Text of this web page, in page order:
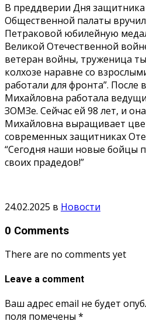
В преддверии Дня
Общественной палаты
Петраковой юбилейную
Великой Отечественной
ветеран войны, труженица
колхозе наравне со
работали для фронта”. После
Михайловна работала
ЗОМЗе. Сейчас ей 98 лет, и
Михайловна выращивает
современных защитниках
“Сегодня наши новые бойцы
своих прадедов!”
24.02.2025 в Новости
0 Comments
There are no comments yet
Leave a comment
Ваш адрес email не будет
поля помечены *